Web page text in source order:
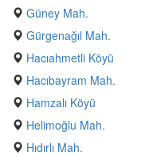
Güney Mah.
Gürgenağıl Mah.
Hacıahmetli Köyü
Hacıbayram Mah.
Hamzalı Köyü
Helimoğlu Mah.
Hıdırlı Mah.